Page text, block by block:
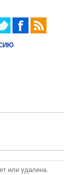
или удалена.